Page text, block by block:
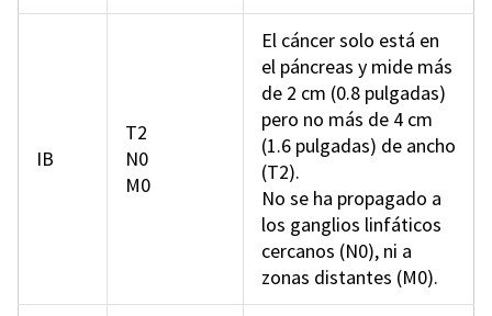
IB
T2
N0
M0
El cáncer solo está en
el páncreas y mide más
de 2 cm (0.8 pulgadas)
pero no más de 4 cm
(1.6 pulgadas) de ancho
(T2).
No se ha propagado a
los ganglios linfáticos
cercanos (N0), ni a
zonas distantes (M0).